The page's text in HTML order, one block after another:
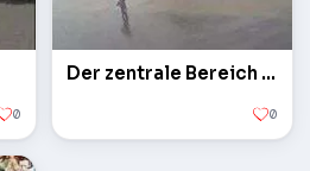
0
Der zentrale Bereich der Kamera 2
0